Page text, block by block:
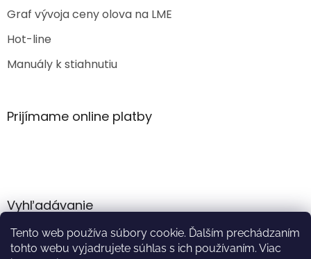
Tento web používa súbory cookie. Ďalším prechádzaním
tohto webu vyjadrujete súhlas s ich používaním. Viac
Graf vývoja ceny olova na LME
Hot-line
Manuály k stiahnutiu
Prijímame online platby
Vyhľadávanie
HĽADAŤ